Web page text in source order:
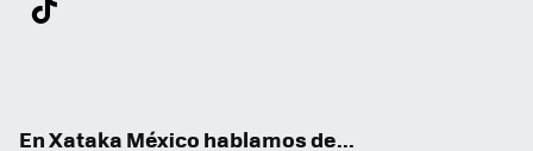
En Xataka México hablamos de...